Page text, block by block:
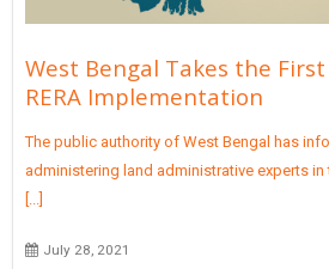
West Bengal Takes the
RERA Implementation
The public authority of West Bengal has
administering land administrative experts
[...]
July 28, 2021